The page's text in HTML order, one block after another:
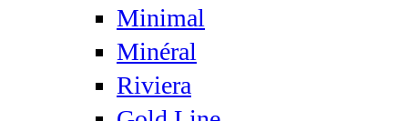
Minimal
Minéral
Riviera